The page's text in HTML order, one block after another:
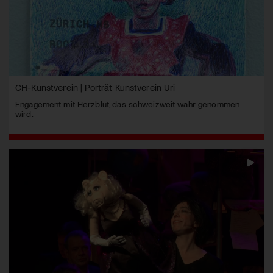
CH-Kunstverein | Porträt Kunstverein Uri
Engagement mit Herzblut, das schweizweit wahr genommen
wird.